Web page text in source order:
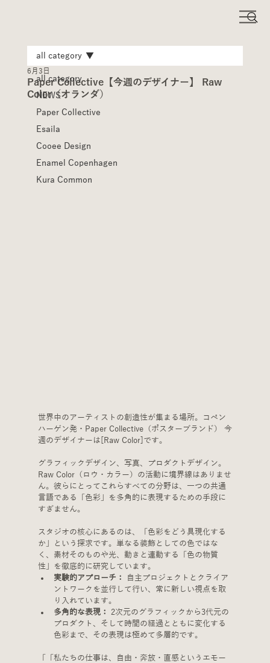
all category
NEWS
Paper Collective
Esaila
Cooee Design
Enamel Copenhagen
Kura Common
all category
Paper Collective【今週のデザイナー】 Raw
Color（オランダ）
6月3日
世界中のアーティストの創造性が集まる場所。コペン
ハーゲン発・Paper Collective（ポスターブランド） 今
週のデザイナーは[ Raw Color]です。
グラフィックデザイン、写真、プロダクトデザイン。
Raw Color（ロウ・カラー）の活動に境界線はありませ
ん。彼らにとってこれらすべての分野は、一つの共通
言語である「色彩」を多角的に表現するための手段に
すぎません。
スタジオの核心にあるのは、「色彩をどう具現化する
か」という探求です。単なる装飾としての色ではな
く、素材そのものや光、動きと連動する「色の物質
性」を徹底的に研究しています。
実験的アプローチ：
自主プロジェクトとクライア
ントワークを並行して行い、常に新しい視点を取
り入れています。
多角的な表現：
2次元のグラフィックから3代元の
プロダクト、そして時間の経過とともに変化する
色彩まで、その表現は極めて多層的です。
「「私たちの仕事は、自由・奔放・直感というエモー